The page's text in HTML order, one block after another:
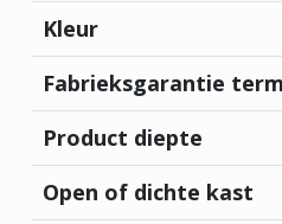
Kleur
Fabrieksgarantie
Product diepte
Open of dichte kast